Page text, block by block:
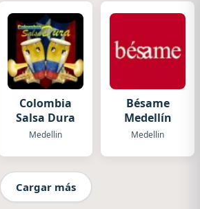
Colombia
Salsa Dura
Medellin
Bésame
Medellín
Medellin
Cargar más